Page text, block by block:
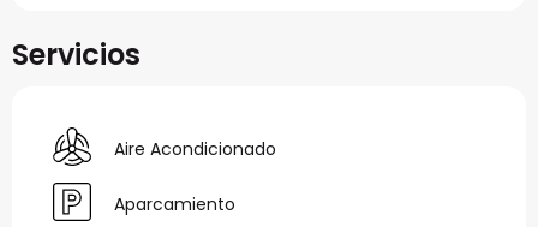
Servicios
Aire Acondicionado
Aparcamiento